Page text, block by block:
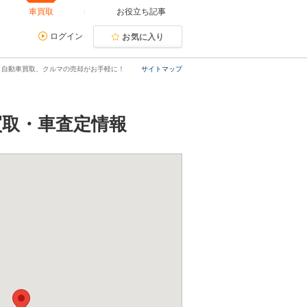
車買取 お役立ち記事
ログイン お気に入り
サイトマップ
動車買取、クルマの売却がお手軽に！
・車査定情報